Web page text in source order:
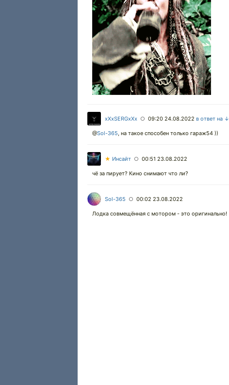
xXxSERGxXx ○ 09:20 24.08.2022 в ответ на ↓
@Sol-365, на такое способен только гараж54 ))
★ Инсайт ○ 00:51 23.08.2022
чё за пирует? Кино снимают что ли?
Sol-365 ○ 00:02 23.08.2022
Лодка совмещённая с мотором - это оригинально!